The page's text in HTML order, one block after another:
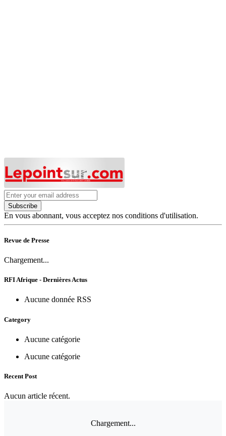
Subscribe
En vous abonnant, vous acceptez nos conditions d'utilisation.
Revue de Presse
Chargement...
RFI Afrique - Dernières Actus
Aucune donnée RSS
Category
Aucune catégorie
Aucune catégorie
Recent Post
Aucun article récent.
Chargement...